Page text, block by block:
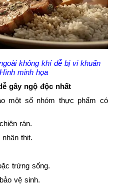
không khí dễ bị vi khuẩn
minh họa
gây ngộ độc nhất
một số nhóm thực phẩm có
rán.
thịt.
trứng sống.
vệ sinh.